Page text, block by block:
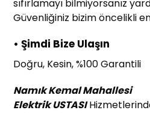
sıfırlamayı bilmiyorsanız
Güvenliğiniz bizim öncelikli
• Şimdi Bize Ulaşın
Doğru, Kesin, %100 Garantili
Namık Kemal Mahallesi
Elektrik USTASI